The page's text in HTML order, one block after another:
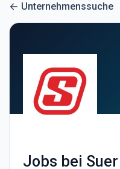
Unternehmenssuche
Jobs bei Suer